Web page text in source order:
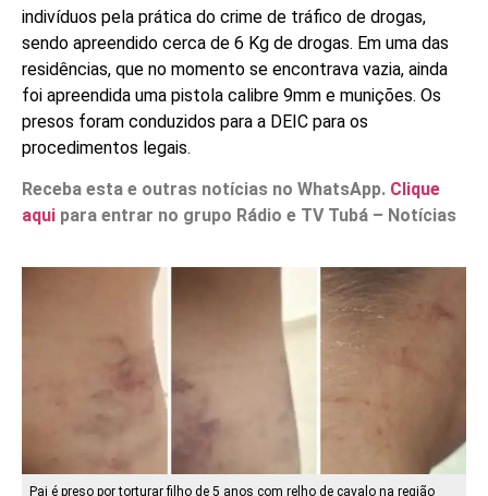
indivíduos pela prática do crime de tráfico de drogas,
sendo apreendido cerca de 6 Kg de drogas. Em uma das
residências, que no momento se encontrava vazia, ainda
foi apreendida uma pistola calibre 9mm e munições. Os
presos foram conduzidos para a DEIC para os
procedimentos legais.
Receba esta e outras notícias no WhatsApp. Clique
aqui para entrar no grupo Rádio e TV Tubá – Notícias
Pai é preso por torturar filho de 5 anos com relho de cavalo na região